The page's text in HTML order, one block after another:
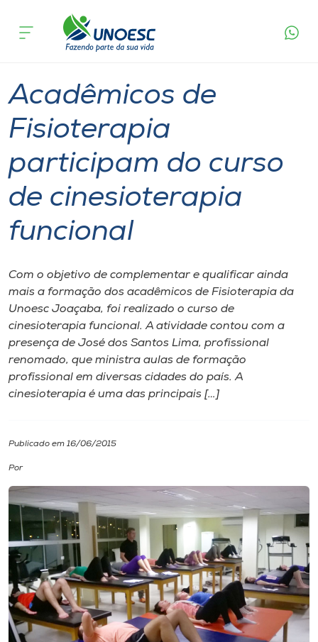
Cursos
Pesquisa
Atendimento ao Estudante
Portal de Ensino
Internacionalização
I.nova
Diplomados
Biblioteca
Editora
Rádio
acontece
Acadêmicos de
Fisioterapia
participam do curso
de cinesioterapia
funcional
Com o objetivo de complementar e qualificar ainda
mais a formação dos acadêmicos de Fisioterapia da
Unoesc Joaçaba, foi realizado o curso de
cinesioterapia funcional. A atividade contou com a
presença de José dos Santos Lima, profissional
renomado, que ministra aulas de formação
profissional em diversas cidades do país. A
cinesioterapia é uma das principais […]
Publicado em 16/06/2015
Por